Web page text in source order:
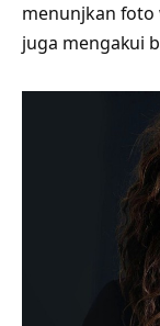
menunjkan foto
juga mengakui